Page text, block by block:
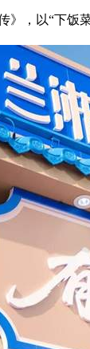
，以“下饭